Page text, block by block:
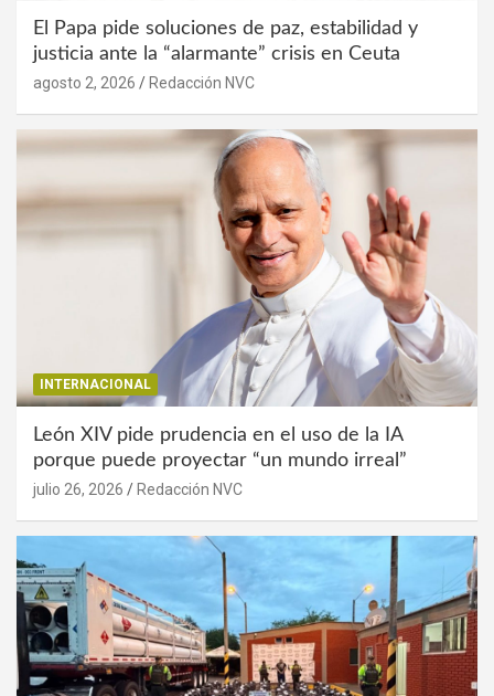
El Papa pide soluciones de paz, estabilidad y
justicia ante la “alarmante” crisis en Ceuta
agosto 2, 2026 Redacción NVC
INTERNACIONAL
León XIV pide prudencia en el uso de la IA
porque puede proyectar “un mundo irreal”
julio 26, 2026 Redacción NVC